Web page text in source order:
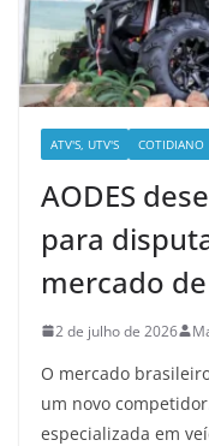
ATV'S, UTV'S COTIDIANO
AODES
para
mercado
2 de julho de 2026
O mercado
um novo
especializada em